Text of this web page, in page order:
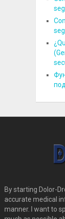
By starting Dolor-
accurate medical
manner. I want to